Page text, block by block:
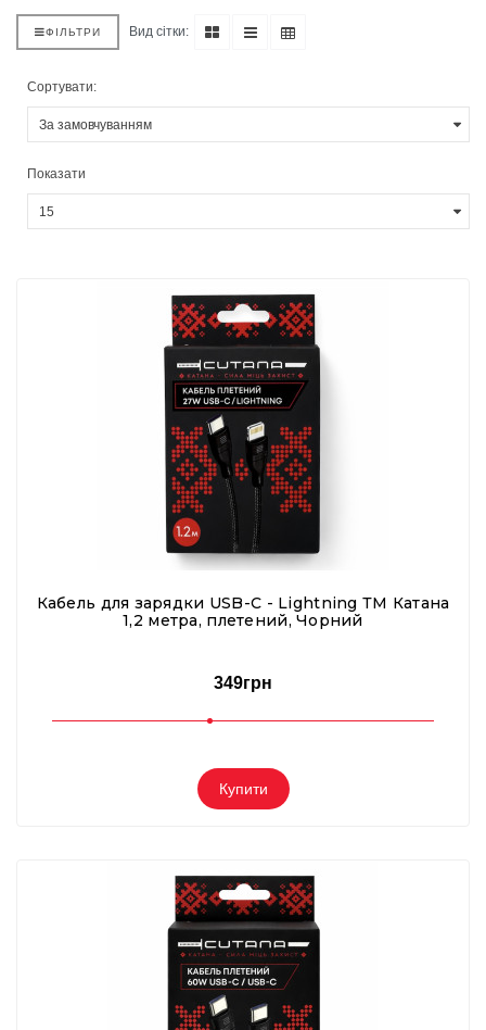
ФІЛЬТРИ Вид сітки:
Сортувати:
Показати
Кабель для зарядки USB-C - Lightning ТМ Катана
1,2 метра, плетений, Чорний
349грн
Купити